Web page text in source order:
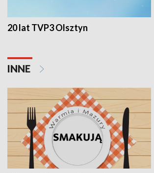
20 lat TVP3 Olsztyn
INNE